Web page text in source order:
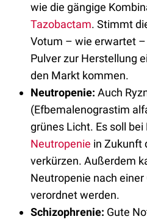
wie die gängige
Tazobactam. Stimmt
Votum – wie erwartet –
Pulver zur Herstellung
den Markt kommen.
Neutropenie: Auch
(Efbemalenograstim
grünes Licht. Es soll
Neutropenie in Zukunft
verkürzen. Außerdem
Neutropenie nach
verordnet werden.
Schizophrenie: Gute